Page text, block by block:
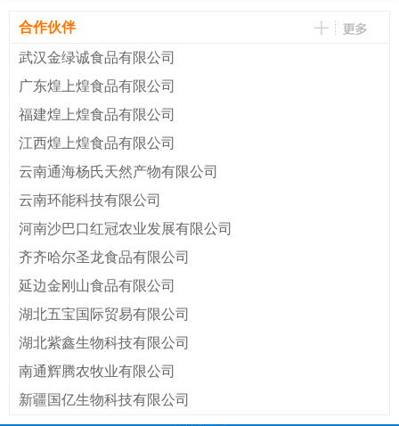
输送台等三十余种型号的萝卜专用机械。
自2005年单倾斜辊筒毛刷波浪式萝卜清洗
机问世以来，经技术人员的不断改进和技
技术含量...
合作伙伴
武汉金绿诚食品有限公司
广东煌上煌食品有限公司
福建煌上煌食品有限公司
江西煌上煌食品有限公司
云南通海杨氏天然产物有限公司
云南环能科技有限公司
河南沙巴口红冠农业发展有限公司
齐齐哈尔圣龙食品有限公司
延边金刚山食品有限公司
湖北五宝国际贸易有限公司
湖北紫鑫生物科技有限公司
南通辉腾农牧业有限公司
新疆国亿生物科技有限公司